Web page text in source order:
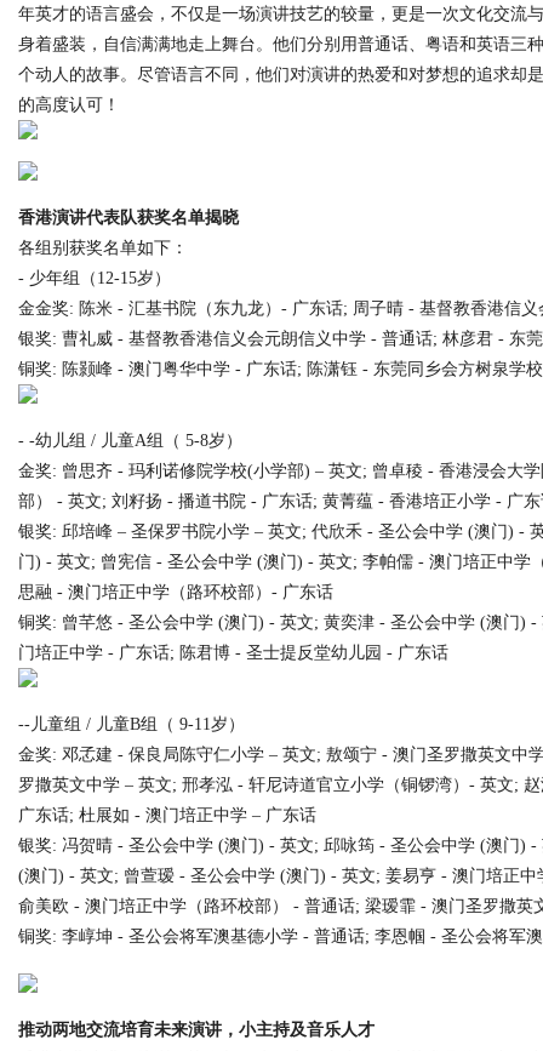
Bo
ar
d
年英才的语言盛会，不仅是一场演讲技艺的较量，更是一次文化交流
身着盛装，自信满满地走上舞台。他们分别用普通话、粤语和英语三
个动人的故事。尽管语言不同，他们对演讲的热爱和对梦想的追求却
的高度认可！
香港演讲代表队获奖名单揭晓
各组别获奖名单如下：
- 少年组（12-15岁）
金金奖: 陈米 - 汇基书院（东九龙）- 广东话; 周子晴 - 基督教香港信
银奖: 曹礼威 - 基督教香港信义会元朗信义中学 - 普通话; 林彦君 - 东
铜奖: 陈颢峰 - 澳门粤华中学 - 广东话; 陈潇钰 - 东莞同乡会方树泉学
- -幼儿组 / 儿童A组（ 5-8岁）
金奖: 曾思齐 - 玛利诺修院学校(小学部) – 英文; 曾卓稜 - 香港浸会大
部） - 英文; 刘籽扬 - 播道书院 - 广东话; 黄菁蕴 - 香港培正小学 - 广
银奖: 邱培峰 – 圣保罗书院小学 – 英文; 代欣禾 - 圣公会中学 (澳门) -
门) - 英文; 曾宪信 - 圣公会中学 (澳门) - 英文; 李帕儒 - 澳门培正中
思融 - 澳门培正中学（路环校部）- 广东话
铜奖: 曾芊悠 - 圣公会中学 (澳门) - 英文; 黄奕津 - 圣公会中学 (澳门)
门培正中学 - 广东话; 陈君博 - 圣士提反堂幼儿园 - 广东话
--儿童组 / 儿童B组（ 9-11岁）
金奖: 邓孞建 - 保良局陈守仁小学 – 英文; 敖颂宁 - 澳门圣罗撒英文中
罗撒英文中学 – 英文; 邢孝泓 - 轩尼诗道官立小学（铜锣湾）- 英文;
广东话; 杜展如 - 澳门培正中学 – 广东话
银奖: 冯贺晴 - 圣公会中学 (澳门) - 英文; 邱咏筠 - 圣公会中学 (澳门)
(澳门) - 英文; 曾萱瑷 - 圣公会中学 (澳门) - 英文; 姜易亨 - 澳门培正
俞美欧 - 澳门培正中学（路环校部） - 普通话; 梁瑷霏 - 澳门圣罗撒
铜奖: 李崞坤 - 圣公会将军澳基德小学 - 普通话; 李恩帼 - 圣公会将军
推动两地交流培育未来演讲，小主持及音乐人才